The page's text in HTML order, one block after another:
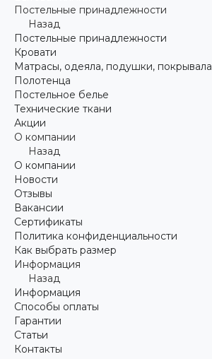
Постельные принадлежности
Назад
Постельные принадлежности
Кровати
Матрасы, одеяла, подушки, покрывала
Полотенца
Постельное белье
Технические ткани
Акции
О компании
Назад
О компании
Новости
Отзывы
Вакансии
Сертификаты
Политика конфиденциальности
Как выбрать размер
Информация
Назад
Информация
Способы оплаты
Гарантии
Статьи
Контакты